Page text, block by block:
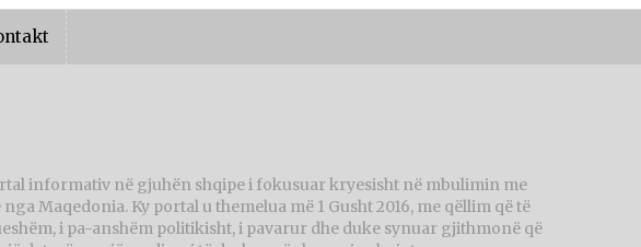
informativ në gjuhën shqipe i fokusuar kryesisht në mbulimin me
Maqedonia. Ky portal u themelua më 1 Gusht 2016, me qëllim që të
i pa-anshëm politikisht, i pavarur dhe duke synuar gjithmonë që